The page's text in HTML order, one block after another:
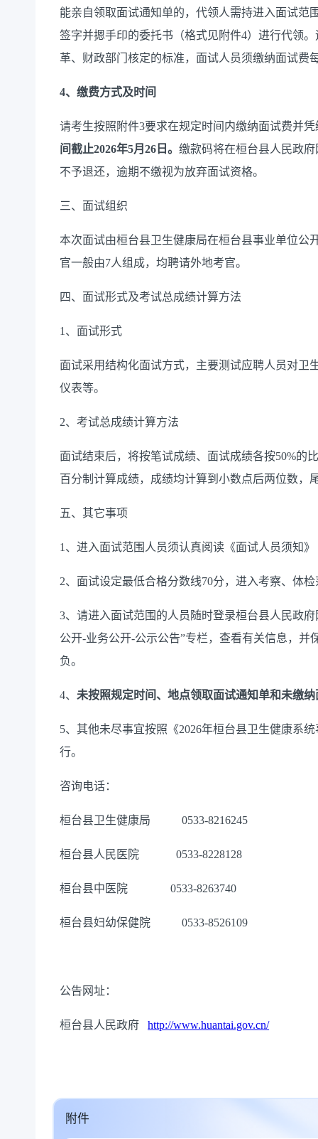
能亲自领取面试通知单的，代领人需持进入面试范
签字并摁手印的委托书（格式见附件4）进行代领
革、财政部门核定的标准， 面试人员须缴纳面试费
4、缴费方式及时间
请考生按照附件3要求在规定时间内缴纳面试费并
间截止2026年5月 26日。 缴款码将在桓台县人民政
不予退还，逾期不缴视为放弃面试资格。
三、面试组织
本次面试由桓台县卫生健康局在桓台县事业单位公
官一般由7人组成，均聘请外地考官。
四、面试形式及考试总成绩计算方法
1、面试形式
面试采用结构化面试方式，主要测试应聘人员对卫
仪表等。
2、考试总成绩计算方法
面试结束后，将按笔试成绩、面试成绩各按50%的
百分制计算成绩，成绩均计算到小数点后两位数，
五、其它事项
1、进入面试范围人员须认真阅读《面试人员须知
2、面试设定最低合格分数线70分，进入考察、体
3、请进入面试范围的人员随时登录桓台县人民政府
公开-业务公开-公示公告”专栏， 查看有关信息，并
负。
4、 未按照规定时间、地点领取面试通知单和未缴
5、其他未尽事宜按照 《2026年桓台县卫生健康系
行。
咨询电话：
桓台县卫生健康局 0533-8216245
桓台县人民医院 0533-82281 28
桓台县中医院 0533-8263740
桓台县妇幼保健院 0533-8526109
公告网址：
桓台县人民政府 http://www.huantai.gov.cn/
附件